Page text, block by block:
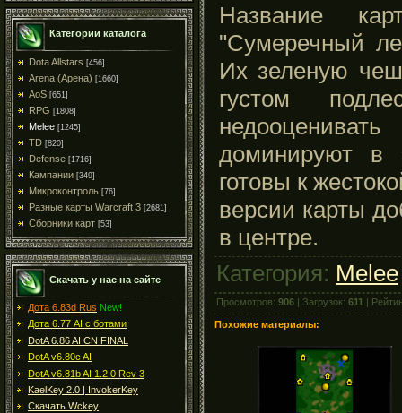
Категории каталога
Dota Allstars [456]
Arena (Арена) [1660]
AoS [651]
RPG [1808]
Melee [1245]
TD [820]
Defense [1716]
Кампании [349]
Микроконтроль [76]
Разные карты Warcraft 3 [2681]
Сборники карт [53]
Скачать у нас на сайте
Дота 6.83d Rus New!
Дота 6.77 AI с ботами
DotA 6.86 AI CN FINAL
DotA v6.80c AI
DotA v6.81b AI 1.2.0 Rev 3
KaelKey 2.0 | InvokerKey
Скачать Wckey
Название
"Сумеречный
Их зеленую
густом
доминируют в
готовы к
версии карты
в центре.
Категория: Melee
Просмотров: 906 | Загрузок: 611 |
Похожие материалы: